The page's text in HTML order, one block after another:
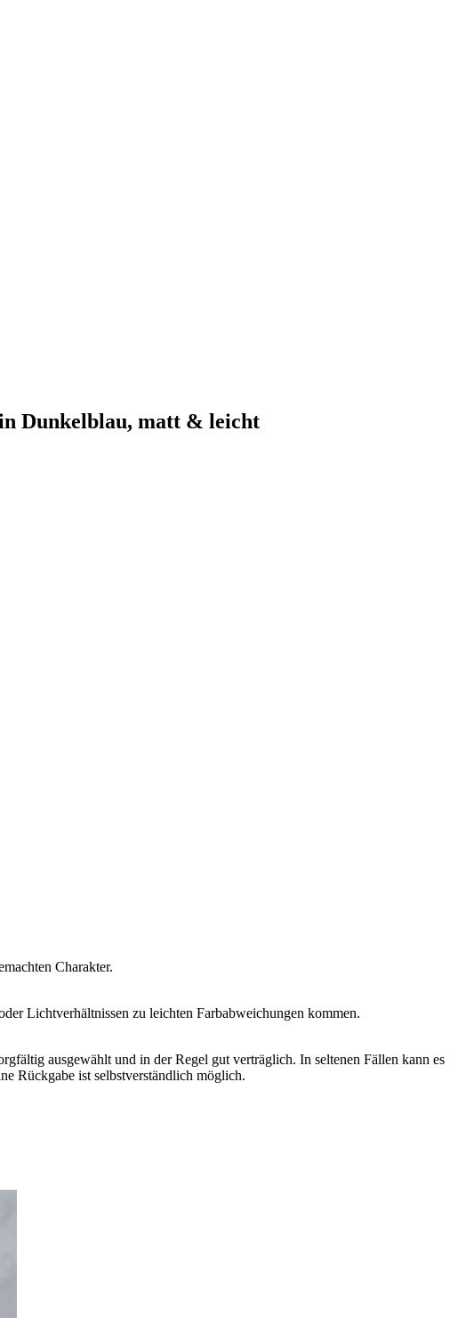
Dunkelblau, matt & leicht
Charakter.
Lichtverhältnissen zu leichten Farbabweichungen kommen.
ausgewählt und in der Regel gut verträglich. In seltenen Fällen kann es
Rückgabe ist selbstverständlich möglich.